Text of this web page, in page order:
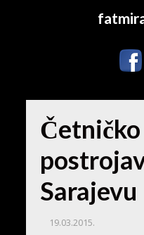
Četničko
Sarajevu
19.03.2015.